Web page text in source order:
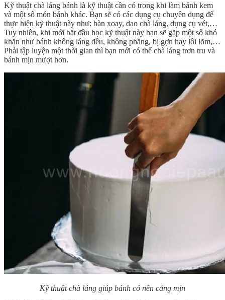
Kỹ thuật chà láng bánh là kỹ thuật cần có trong khi làm bánh kem
và một số món bánh khác. Bạn sẽ có các dụng cụ chuyên dụng để
thực hiện kỹ thuật này như: bàn xoay, dao chà láng, dụng cụ vét,…
Tuy nhiên, khi mới bắt đầu học kỹ thuật này bạn sẽ gặp một số khó
khăn như bánh không láng đều, không phẳng, bị gợn hay lồi lõm,…
Phải tập luyện một thời gian thì bạn mới có thể chà láng trơn tru và
bánh mịn mượt hơn.
Kỹ thuật chà láng giúp bánh có nền căng mịn